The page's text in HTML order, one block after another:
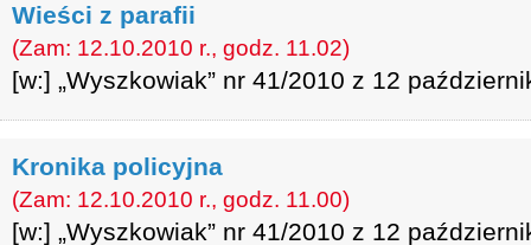
Wieści z parafii
(Zam: 12.10.2010 r., godz. 11.02)
[w:] „Wyszkowiak” nr 41/2010 z 12
Kronika policyjna
(Zam: 12.10.2010 r., godz. 11.00)
[w:] „Wyszkowiak” nr 41/2010 z 12